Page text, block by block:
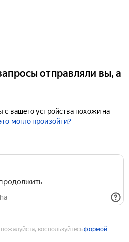
отправляли вы, а
с вашего устройства похожи на
могло произойти?
воспользуйтесьформой